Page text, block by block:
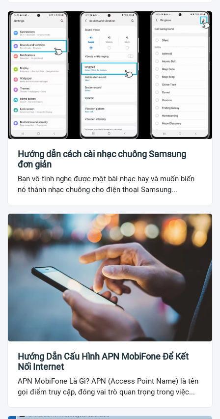
Hướng dẫn cách cài nhạc chuông Samsung
đơn giản
Bạn vô tình nghe được một bài nhạc hay và muốn biến
nó thành nhạc chuông cho điện thoại Samsung...
Hướng Dẫn Cấu Hình APN MobiFone Để Kết
Nối Internet
APN MobiFone Là Gì? APN (Access Point Name) là tên
gọi điểm truy cập, đóng vai trò quan trọng trong việc...